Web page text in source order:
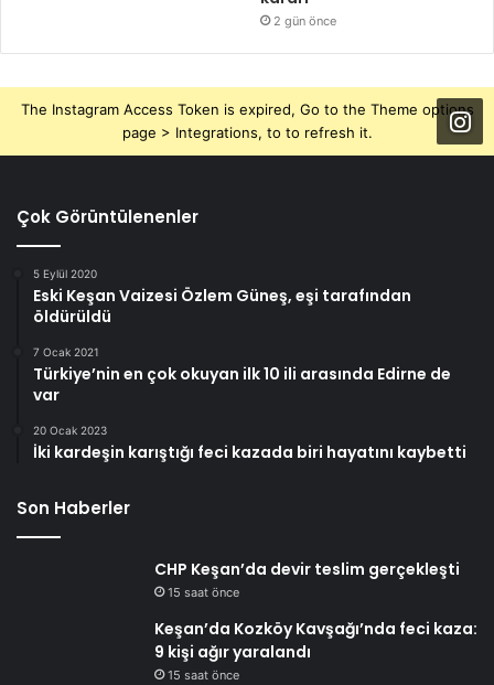
2 gün önce
The Instagram Access Token is expired, Go to the Theme options
page > Integrations, to to refresh it.
Çok Görüntülenenler
5 Eylül 2020
Eski Keşan Vaizesi Özlem Güneş, eşi tarafından
öldürüldü
7 Ocak 2021
Türkiye’nin en çok okuyan ilk 10 ili arasında Edirne de
var
20 Ocak 2023
İki kardeşin karıştığı feci kazada biri hayatını kaybetti
Son Haberler
CHP Keşan’da devir teslim gerçekleşti
15 saat önce
Keşan’da Kozköy Kavşağı’nda feci kaza:
9 kişi ağır yaralandı
15 saat önce